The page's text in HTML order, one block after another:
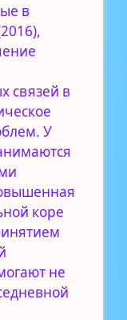
в
связей в
У
коре
не